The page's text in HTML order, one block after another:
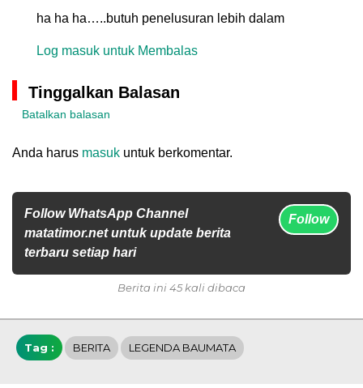
ha ha ha…..butuh penelusuran lebih dalam
Log masuk untuk Membalas
Tinggalkan Balasan
Batalkan balasan
Anda harus masuk untuk berkomentar.
Follow WhatsApp Channel
matatimor.net untuk update berita
terbaru setiap hari
Follow
Berita ini 45 kali dibaca
Tag : BERITA LEGENDA BAUMATA